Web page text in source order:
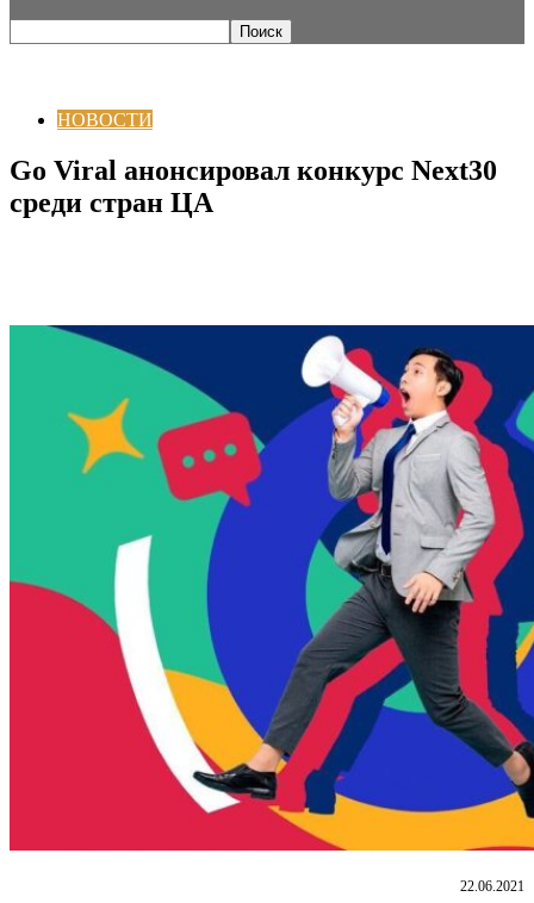
НОВОСТИ
Go Viral анонсировал конкурс Next30
среди стран ЦА
22.06.2021